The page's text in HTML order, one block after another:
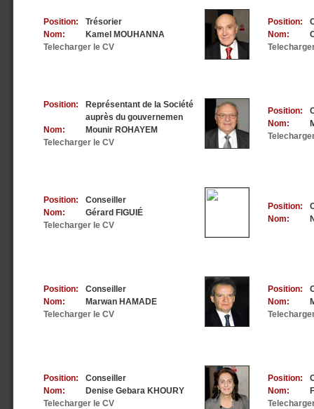
Position:
Trésorier
Nom:
Kamel MOUHANNA
Telecharger le CV
Position:
Nom:
Position:
Représentant de la Société
auprès du gouvernemen
Nom:
Mounir ROHAYEM
Telecharger le CV
Position:
Nom:
Position:
Conseiller
Nom:
Gérard FIGUIÉ
Telecharger le CV
Position:
Nom:
Position:
Conseiller
Nom:
Marwan HAMADE
Telecharger le CV
Position:
Nom:
Position:
Conseiller
Nom:
Denise Gebara KHOURY
Telecharger le CV
Position:
Nom: